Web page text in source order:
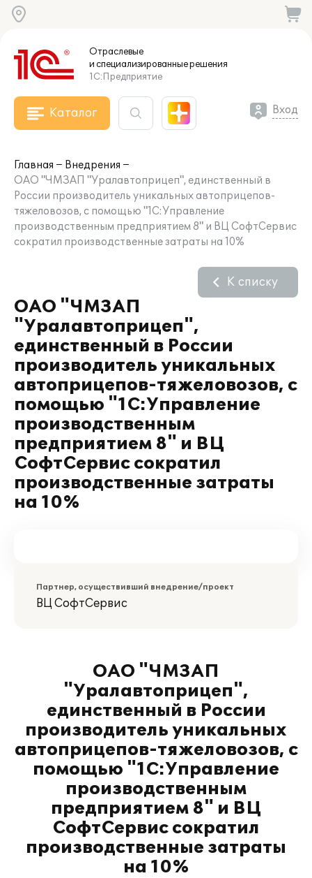
Отраслевые
и специализированныерешения
1С:Предприятие
Каталог Вход
Главная
Внедрения
ОАО "ЧМЗАП "Уралавтоприцеп", единственный в
России производитель уникальных автоприцепов-
тяжеловозов, с помощью "1С:Управление
производственным предприятием 8" и ВЦ СофтСервис
сократил производственные затраты на 10%
ОАО "ЧМЗАП
"Уралавтоприцеп",
единственный в России
производитель уникальных
автоприцепов-тяжеловозов, с
помощью "1С:Управление
производственным
предприятием 8" и ВЦ
СофтСервис сократил
производственные затраты
на 10%
К списку
Партнер, осуществивший внедрение/проект
ВЦ СофтСервис
ОАО "ЧМЗАП
"Уралавтоприцеп",
единственный в России
производитель уникальных
автоприцепов-тяжеловозов, с
помощью "1С:Управление
производственным
предприятием 8" и ВЦ
СофтСервис сократил
производственные затраты
на 10%